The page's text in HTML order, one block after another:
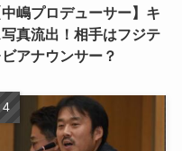
中嶋プロデューサー】キ
写真流出！相手はフジテ
ビアナウンサー？